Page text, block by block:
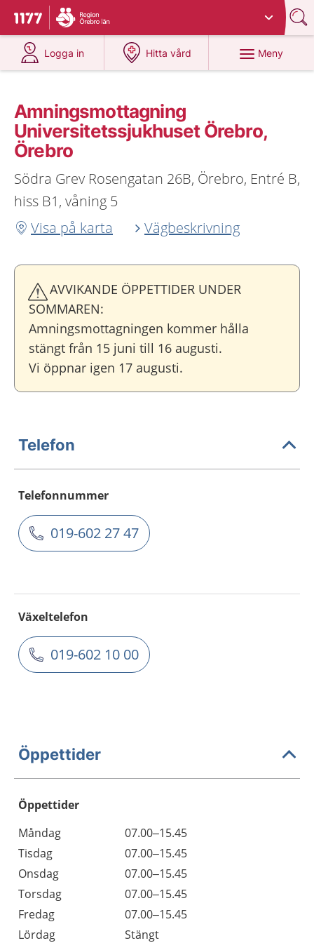
Till startsidan för 1177
Du har valt region
Logga in
på 1177.se
Hitta vård
på 1177.se
Meny
Amningsmottagning
Universitetssjukhuset Örebro,
Örebro
Södra Grev Rosengatan 26B, Örebro, Entré B,
hiss B1, våning 5
Visa på karta
Vägbeskrivning
AVVIKANDE ÖPPETTIDER UNDER
SOMMAREN:
Amningsmottagningen kommer hålla
stängt från 15 juni till 16 augusti.
Vi öppnar igen 17 augusti.
Telefon
Telefonnummer
019-602 27 47
Växeltelefon
019-602 10 00
Öppettider
Öppettider
Dag
Öppettider
Kommentarer
Måndag
07.00–15.45
Tisdag
07.00–15.45
Onsdag
07.00–15.45
Torsdag
07.00–15.45
Fredag
07.00–15.45
Lördag
Stängt